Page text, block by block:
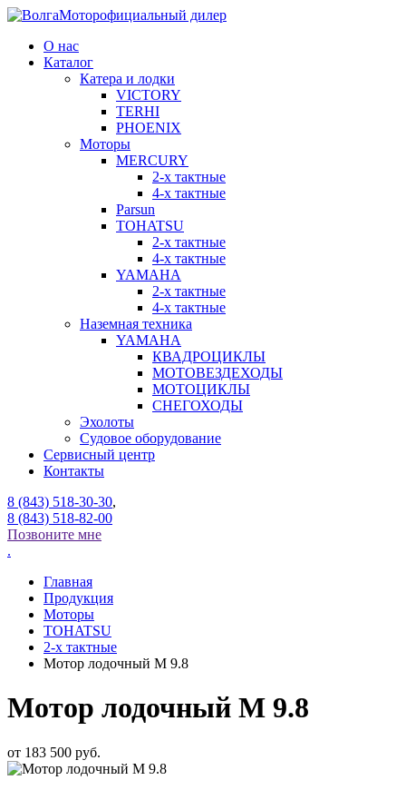
официальный дилер
О нас
Каталог
Катера и лодки
VICTORY
TERHI
PHOENIX
Моторы
MERCURY
2-x тактные
4-x тактные
Parsun
TOHATSU
2-x тактные
4-x тактные
YAMAHA
2-x тактные
4-х тактные
Наземная техника
YAMAHA
КВАДРОЦИКЛЫ
МОТОВЕЗДЕХОДЫ
МОТОЦИКЛЫ
СНЕГОХОДЫ
Эхолоты
Судовое оборудование
Сервисный центр
Контакты
8 (843) 518-30-30,
8 (843) 518-82-00
Позвоните мне
.
Главная
Продукция
Моторы
TOHATSU
2-x тактные
Мотор лодочный M 9.8
Мотор лодочный M 9.8
от 183 500 руб.